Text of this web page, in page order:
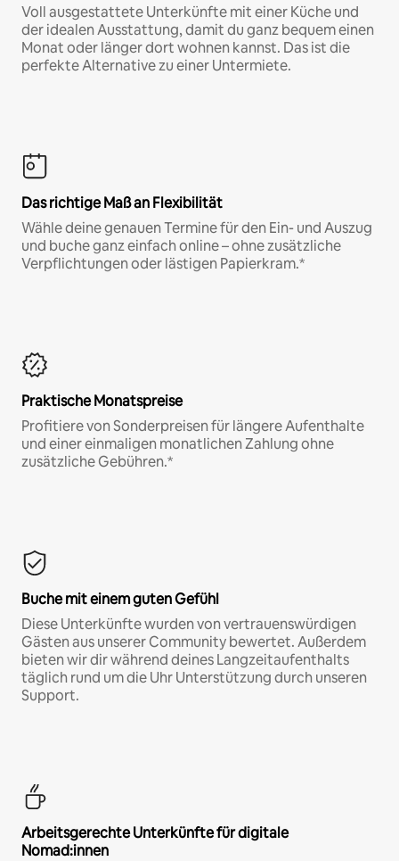
Voll ausgestattete Unterkünfte mit einer Küche und
der idealen Ausstattung, damit du ganz bequem einen
Monat oder länger dort wohnen kannst. Das ist die
perfekte Alternative zu einer Untermiete.
Das richtige Maß an Flexibilität
Wähle deine genauen Termine für den Ein- und Auszug
und buche ganz einfach online – ohne zusätzliche
Verpflichtungen oder lästigen Papierkram.*
Praktische Monatspreise
Profitiere von Sonderpreisen für längere Aufenthalte
und einer einmaligen monatlichen Zahlung ohne
zusätzliche Gebühren.*
Buche mit einem guten Gefühl
Diese Unterkünfte wurden von vertrauenswürdigen
Gästen aus unserer Community bewertet. Außerdem
bieten wir dir während deines Langzeitaufenthalts
täglich rund um die Uhr Unterstützung durch unseren
Support.
Arbeitsgerechte Unterkünfte für digitale
Nomad:innen